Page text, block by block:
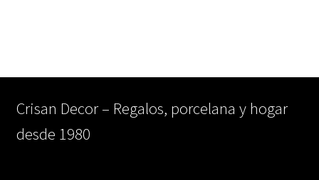
Crisan Decor – Regalos, porcelana y hogar
desde 1980